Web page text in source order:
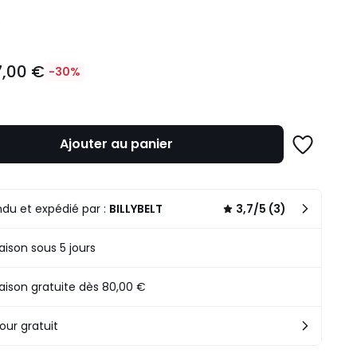
€ -30%
Ajouter au panier
Ajouter
et expédié par : BILLYBELT 3,7/5 (3)
sous 5 jours
gratuite dès 80,00 €
gratuit